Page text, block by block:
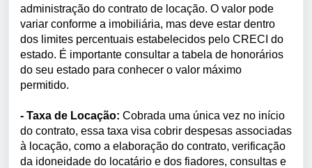
administração do contrato de locação. O valor pode
variar conforme a imobiliária, mas deve estar dentro
dos limites percentuais estabelecidos pelo CRECI do
estado. É importante consultar a tabela de honorários
do seu estado para conhecer o valor máximo
permitido.
- Taxa de Locação: Cobrada uma única vez no início
do contrato, essa taxa visa cobrir despesas associadas
à locação, como a elaboração do contrato, verificação
da idoneidade do locatário e dos fiadores, consultas e